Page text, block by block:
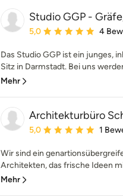
Studio GGP -
Durchschnittliche
5,0 4
Das Studio GGP ist ein junges,
Sitz in Darmstadt. Bei uns
Mehr
Architekturbüro
Durchschnittliche
5,0 1
Wir sind ein
Architekten, das frische Ideen
Mehr